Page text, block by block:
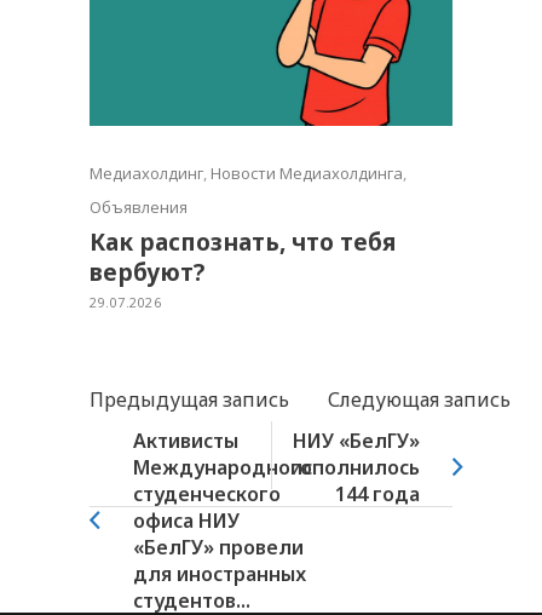
Медиахолдинг, Новости Медиахолдинга,
Объявления
Как распознать, что тебя
вербуют?
29.07.2026
Предыдущая запись
Следующая запись
Активисты
Международного
студенческого
офиса НИУ
«БелГУ» провели
для иностранных
студентов...
НИУ «БелГУ»
исполнилось
144 года